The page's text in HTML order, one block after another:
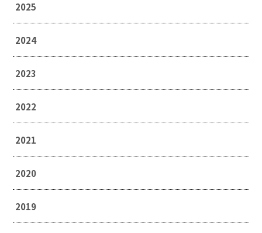
2025
2024
2023
2022
2021
2020
2019